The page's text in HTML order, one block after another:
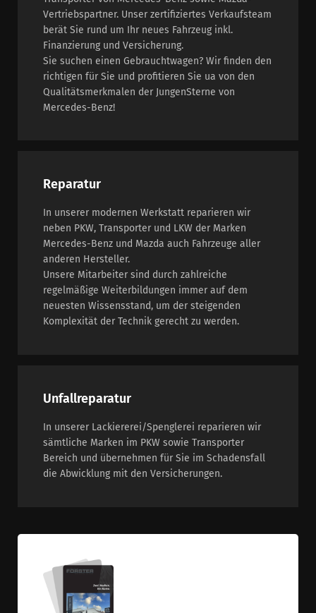
Vertriebspartner. Unser zertifiziertes Verkaufsteam
berät Sie rund um Ihr neues Fahrzeug inkl.
Finanzierung und Versicherung.
Sie suchen einen Gebrauchtwagen? Wir finden den
richtigen für Sie und profitieren Sie ua von den
Qualitätsmerkmalen der JungenSterne von
Mercedes-Benz!
Reparatur
In unserer modernen Werkstatt reparieren wir
neben PKW, Transporter und LKW der Marken
Mercedes-Benz und Mazda auch Fahrzeuge aller
anderen Hersteller.
Unsere Mitarbeiter sind durch zahlreiche
regelmäßige Weiterbildungen immer auf dem
neuesten Wissensstand, um der steigenden
Komplexität der Technik gerecht zu werden.
Unfallreparatur
In unserer Lackiererei/Spenglerei reparieren wir
sämtliche Marken im PKW sowie Transporter
Bereich und übernehmen für Sie im Schadensfall
die Abwicklung mit den Versicherungen.